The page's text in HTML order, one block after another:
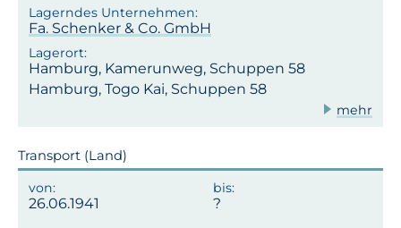
Fa. Schenker & Co. GmbH
Hamburg, Kamerunweg, Schuppen 58
Hamburg, Togo Kai, Schuppen 58
mehr
Transport (Land)
26.06.1941